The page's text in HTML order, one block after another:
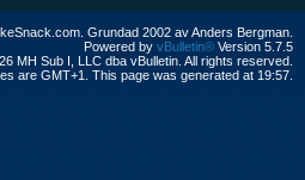
Grundad 2002 av Anders Bergman.
Powered by vBulletin® Version 5.7.5
MH Sub I, LLC dba vBulletin. All rights reserved.
are GMT+1. This page was generated at 19:57.